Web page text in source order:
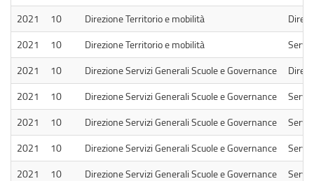
2021
10 Direzione Territorio e mobilità
2021
10 Direzione Territorio e mobilità
2021
10 Direzione Servizi Generali Scuole e Governance
2021
10 Direzione Servizi Generali Scuole e Governance
2021
10 Direzione Servizi Generali Scuole e Governance
2021
10 Direzione Servizi Generali Scuole e Governance
2021
10 Direzione Servizi Generali Scuole e Governance